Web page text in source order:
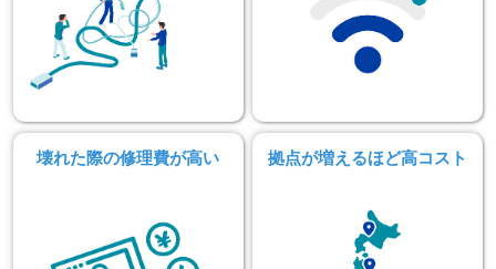
壊れた際の修理費が高い 拠点が増えるほど高コスト